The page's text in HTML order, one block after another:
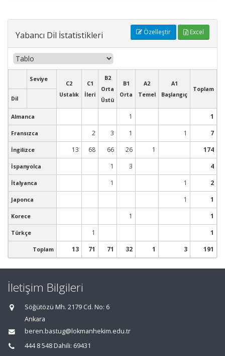
Yabancı Dil İstatistikleri Özelleştir Excel
Seviye
C2
Ustalık
C1
İleri
B2
Orta
Üstü
B1
Orta
A2
Temel
A1
Başlangıç
Toplam
Dil
Almanca 1 1
Fransızca 2 3 1 1 7
İngilizce 13 68 66 26 1 174
İspanyolca 1 3 4
İtalyanca 1 1 2
Japonca 1 1
Korece 1 1
Türkçe 1 1
Toplam 13 71 71 32 1 3 191
İletişim Bilgileri
Söğütözü Mh. 2179 Cd. No: 6
Ankara
beren.bastug@lokmanhekim.edu.tr
444 8 548 Dahili: 69431